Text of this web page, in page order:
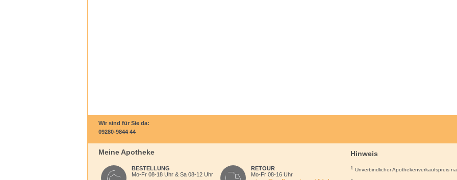
Wir sind für Sie da:
09280-9844 44
Meine Apotheke
BESTELLUNG
Mo-Fr 08-18 Uhr & Sa 08-12 Uhr
RETOUR
Mo-Fr 08-16 Uhr
Hinweis
1 Unverbindlicher Apothekenverkaufspreis